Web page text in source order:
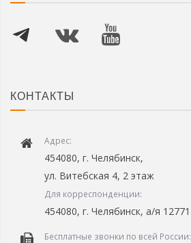
КОНТАКТЫ
Адрес:
454080, г. Челябинск,
ул. Витебская 4, 2 этаж
Для корреспонденции:
454080, г. Челябинск, а/я 12771
Бесплатные звонки по всей России: